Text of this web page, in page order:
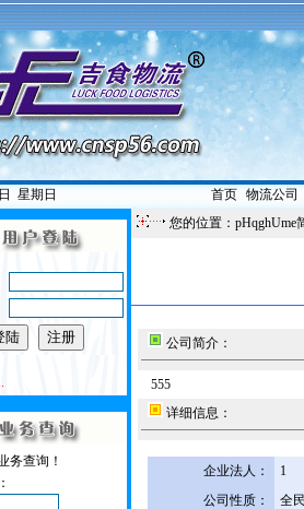
星期日 首页| 物流公司
务查询！
您的位置：pHqghUme
公司简介：
555
详细信息：
企业法人：
1
公司性质：
全